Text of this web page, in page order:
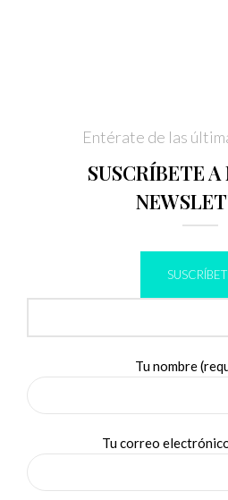
Entérate de las
SUSCRÍBETE
Tu nombre
Tu correo